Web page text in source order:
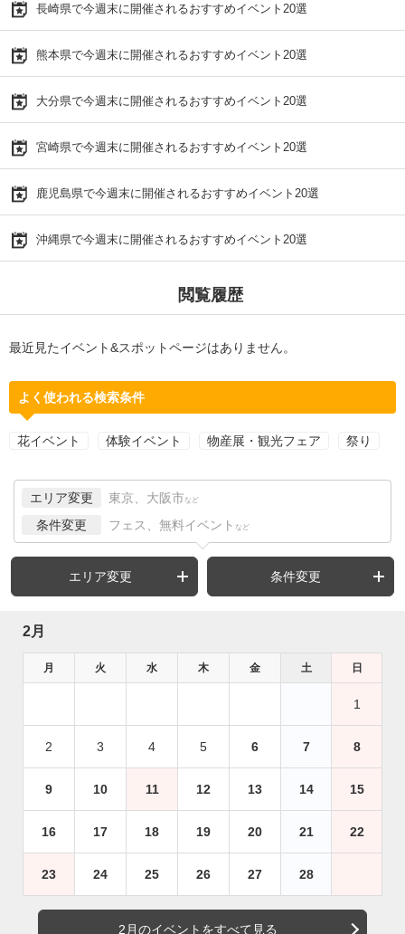
長崎県で今週末に開催されるおすすめイベント20選
熊本県で今週末に開催されるおすすめイベント20選
大分県で今週末に開催されるおすすめイベント20選
宮崎県で今週末に開催されるおすすめイベント20選
鹿児島県で今週末に開催されるおすすめイベント20選
沖縄県で今週末に開催されるおすすめイベント20選
閲覧履歴
最近見たイベント&スポットページはありません。
よく使われる検索条件
花イベント 体験イベント 物産展・観光フェア 祭り
エリア変更 東京、大阪市 など
条件変更 フェス、無料イベント など
エリア変更 条件変更
2月
月 火 水 木 金 土 日
1
2 3 4 5 6 7 8
9 10 11 12 13 14 15
16 17 18 19 20 21 22
23 24 25 26 27 28
2月のイベントをすべて見る